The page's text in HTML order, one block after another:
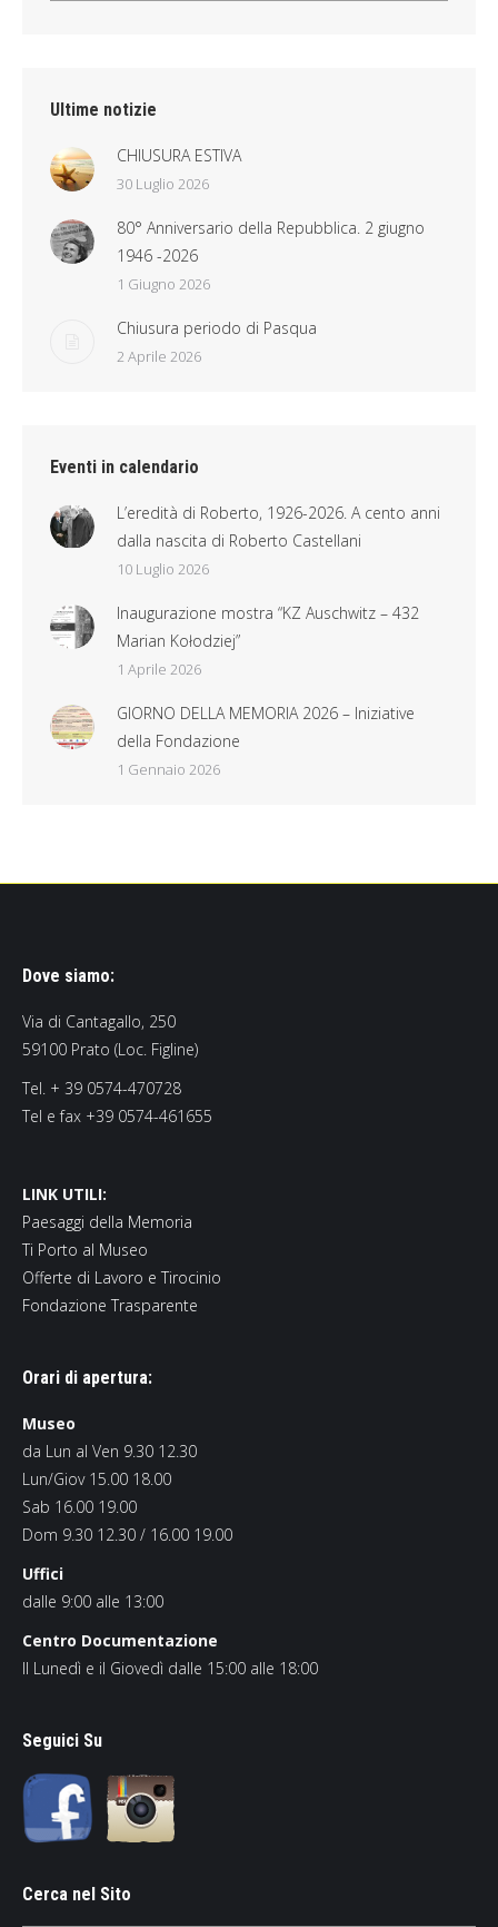
Ultime notizie
CHIUSURA ESTIVA
30 Luglio 2026
80° Anniversario della Repubblica. 2 giugno
1946 -2026
1 Giugno 2026
Chiusura periodo di Pasqua
2 Aprile 2026
Eventi in calendario
L’eredità di Roberto, 1926-2026. A cento anni
dalla nascita di Roberto Castellani
10 Luglio 2026
Inaugurazione mostra “KZ Auschwitz – 432
Marian Kołodziej”
1 Aprile 2026
GIORNO DELLA MEMORIA 2026 – Iniziative
della Fondazione
1 Gennaio 2026
Dove siamo:
Via di Cantagallo, 250
59100 Prato (Loc. Figline)
Tel. + 39 0574-470728
Tel e fax +39 0574-461655
LINK UTILI:
Paesaggi della Memoria
Ti Porto al Museo
Offerte di Lavoro e Tirocinio
Fondazione Trasparente
Orari di apertura:
Museo
da Lun al Ven 9.30 12.30
Lun/Giov 15.00 18.00
Sab 16.00 19.00
Dom 9.30 12.30 / 16.00 19.00
Uffici
dalle 9:00 alle 13:00
Centro Documentazione
Il Lunedì e il Giovedì dalle 15:00 alle 18:00
Seguici Su
Cerca nel Sito